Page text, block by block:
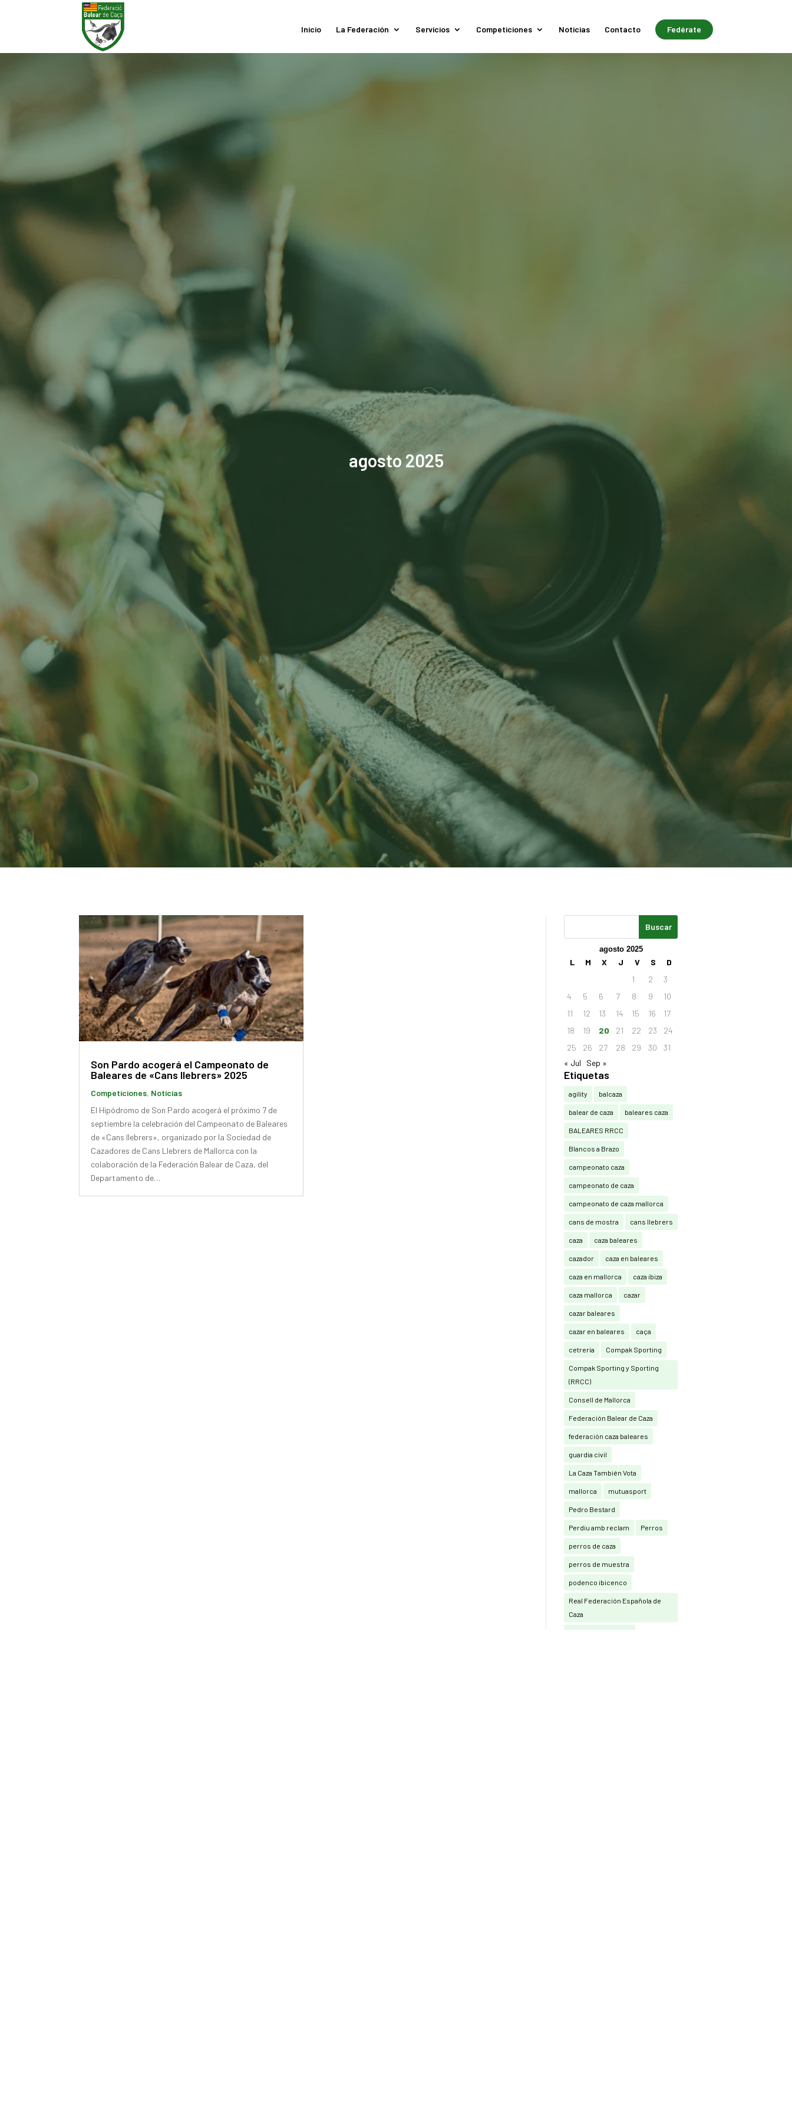
Inicio La Federación Servicios Competiciones Noticias Contacto Fedérate
agosto 2025
Son Pardo acogerá el Campeonato de
Baleares de «Cans llebrers» 2025
Competiciones, Noticias
El Hipódromo de Son Pardo acogerá el próximo 7 de
septiembre la celebración del Campeonato de Baleares
de «Cans llebrers», organizado por la Sociedad de
Cazadores de Cans Llebrers de Mallorca con la
colaboración de la Federación Balear de Caza, del
Departamento de…
agosto 2025
L M X J V S
D
1
2
3
4
5 6 7 8 9
10
11
12 13 14 15 16
17
18
19 20 21 22 23
24
25
26 27 28 29 30
31
« Jul
Sep »
Etiquetas
agility balcaza
balear de caza baleares caza
BALEARES RRCC
Blancos a Brazo
campeonato caza
campeonato de caza
campeonato de caza mallorca
cans de mostra cans llebrers
caza caza baleares
cazador caza en baleares
caza en mallorca caza ibiza
caza mallorca cazar
cazar baleares
cazar en baleares caça
cetrería Compak Sporting
Compak Sporting y Sporting
(RRCC)
Consell de Mallorca
Federación Balear de Caza
federación caza baleares
guardia civil
La Caza También Vota
mallorca mutuasport
Pedro Bestard
Perdiu amb reclam Perros
perros de caza
perros de muestra
podenco ibicenco
Real Federación Española de
Caza
Recorridos de caza